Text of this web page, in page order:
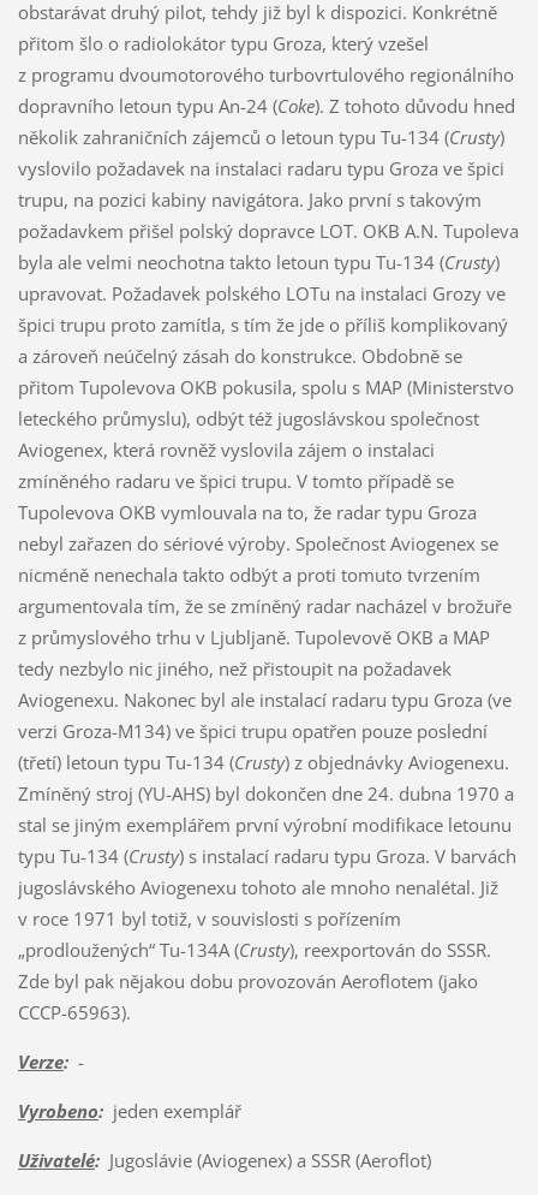
obstarávat druhý pilot, tehdy již byl k dispozici. Konkrétně
přitom šlo o radiolokátor typu Groza, který vzešel
z programu dvoumotorového turbovrtulového regionálního
dopravního letoun typu An-24 (Coke). Z tohoto důvodu hned
několik zahraničních zájemců o letoun typu Tu-134 (Crusty)
vyslovilo požadavek na instalaci radaru typu Groza ve špici
trupu, na pozici kabiny navigátora. Jako první s takovým
požadavkem přišel polský dopravce LOT. OKB A.N. Tupoleva
byla ale velmi neochotna takto letoun typu Tu-134 (Crusty)
upravovat. Požadavek polského LOTu na instalaci Grozy ve
špici trupu proto zamítla, s tím že jde o příliš komplikovaný
a zároveň neúčelný zásah do konstrukce. Obdobně se
přitom Tupolevova OKB pokusila, spolu s MAP (Ministerstvo
leteckého průmyslu), odbýt též jugoslávskou společnost
Aviogenex, která rovněž vyslovila zájem o instalaci
zmíněného radaru ve špici trupu. V tomto případě se
Tupolevova OKB vymlouvala na to, že radar typu Groza
nebyl zařazen do sériové výroby. Společnost Aviogenex se
nicméně nenechala takto odbýt a proti tomuto tvrzením
argumentovala tím, že se zmíněný radar nacházel v brožuře
z průmyslového trhu v Ljubljaně. Tupolevově OKB a MAP
tedy nezbylo nic jiného, než přistoupit na požadavek
Aviogenexu. Nakonec byl ale instalací radaru typu Groza (ve
verzi Groza-M134) ve špici trupu opatřen pouze poslední
(třetí) letoun typu Tu-134 (Crusty) z objednávky Aviogenexu.
Zmíněný stroj (YU-AHS) byl dokončen dne 24. dubna 1970 a
stal se jiným exemplářem první výrobní modifikace letounu
typu Tu-134 (Crusty) s instalací radaru typu Groza. V barvách
jugoslávského Aviogenexu tohoto ale mnoho nenalétal. Již
v roce 1971 byl totiž, v souvislosti s pořízením
„prodloužených“ Tu-134A (Crusty), reexportován do SSSR.
Zde byl pak nějakou dobu provozován Aeroflotem (jako
CCCP-65963).
Verze:-
Vyrobeno:jeden exemplář
Uživatelé:Jugoslávie (Aviogenex) a SSSR (Aeroflot)